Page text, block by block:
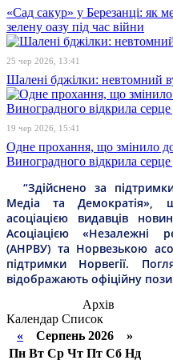
«Сад сакур» у Березанці: як
зелену оазу під час війни
25 чер 2026, 13:41
Шалені бджілки: невтомний
19 чер 2026, 15:41
Одне прохання, що змінило
Виноградного відкрила серце
“Здійснено за
Медіа та Демократія»,
асоціацією видавців
Асоціацією «Незалежні
(АНРВУ) та Норвезькою
підтримки Норвегії.
відображають офіційну
Архів
Календар Список
« Серпень 2026 »
Пн Вт Ср Чт Пт Сб Нд